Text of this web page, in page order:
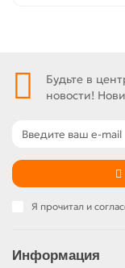
Будьте в
новости!
Я прочитал и
Информация